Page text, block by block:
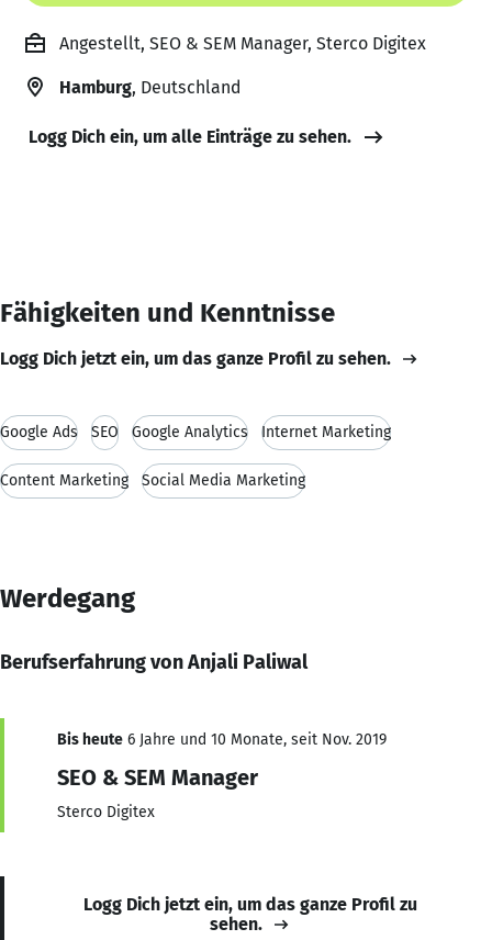
Angestellt, SEO & SEM Manager, Sterco Digitex
Hamburg, Deutschland
Logg Dich ein, um alle Einträge zu sehen.
Fähigkeiten und Kenntnisse
Logg Dich jetzt ein, um das ganze Profil zu sehen.
Google Ads SEO Google Analytics Internet Marketing
Content Marketing Social Media Marketing
Werdegang
Berufserfahrung von Anjali Paliwal
Bis heute 6 Jahre und 10 Monate, seit Nov. 2019
SEO & SEM Manager
Sterco Digitex
Logg Dich jetzt ein, um das ganze Profil zu
sehen.